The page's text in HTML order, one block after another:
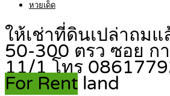
หวยเด็ด
ให้เช่าที่ดินเปล่าถมแ
50-300 ตรว ซอย ก
11/1 โทร
For Rent land